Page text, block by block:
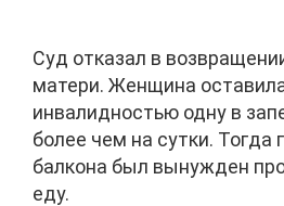
Суд отказал в
матери. Женщина
инвалидностью одну в
более чем на сутки. Тогда
балкона был вынужден
еду.